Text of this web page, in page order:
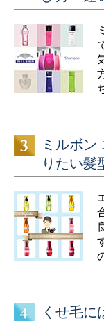
ミルボン
りたい髪
くせ毛に